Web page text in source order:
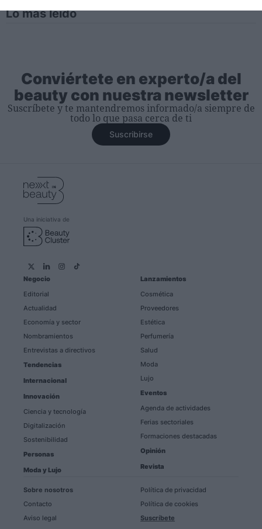
Lo más leído
Conviértete en experto/a del
beauty con nuestra newsletter
Suscríbete y te mantendremos informado/a siempre de
todo lo que pasa cerca de ti
Suscribirse
Una iniciativa de
Negocio
Editorial
Actualidad
Economía y sector
Nombramientos
Entrevistas a directivos
Tendencias
Internacional
Innovación
Ciencia y tecnología
Digitalización
Sostenibilidad
Personas
Moda y Lujo
Lanzamientos
Cosmética
Proveedores
Estética
Perfumería
Salud
Moda
Lujo
Eventos
Agenda de actividades
Ferias sectoriales
Formaciones destacadas
Opinión
Revista
Sobre nosotros
Contacto
Aviso legal
Política de privacidad
Política de cookies
Suscríbete